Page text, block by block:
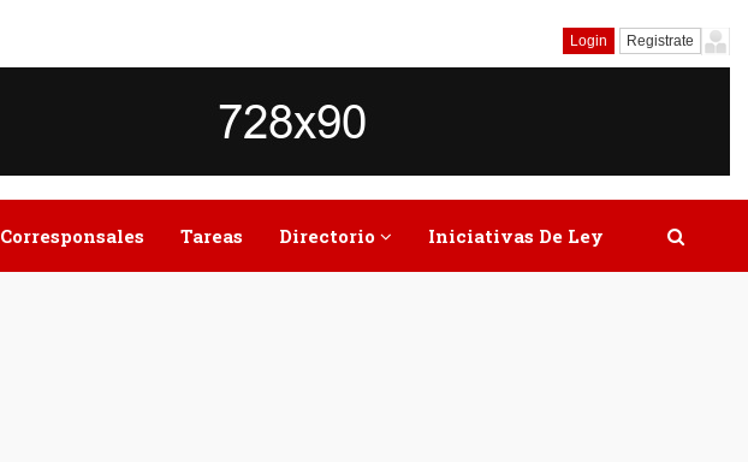
Login Registrate
Corresponsales Tareas Directorio Iniciativas De Ley